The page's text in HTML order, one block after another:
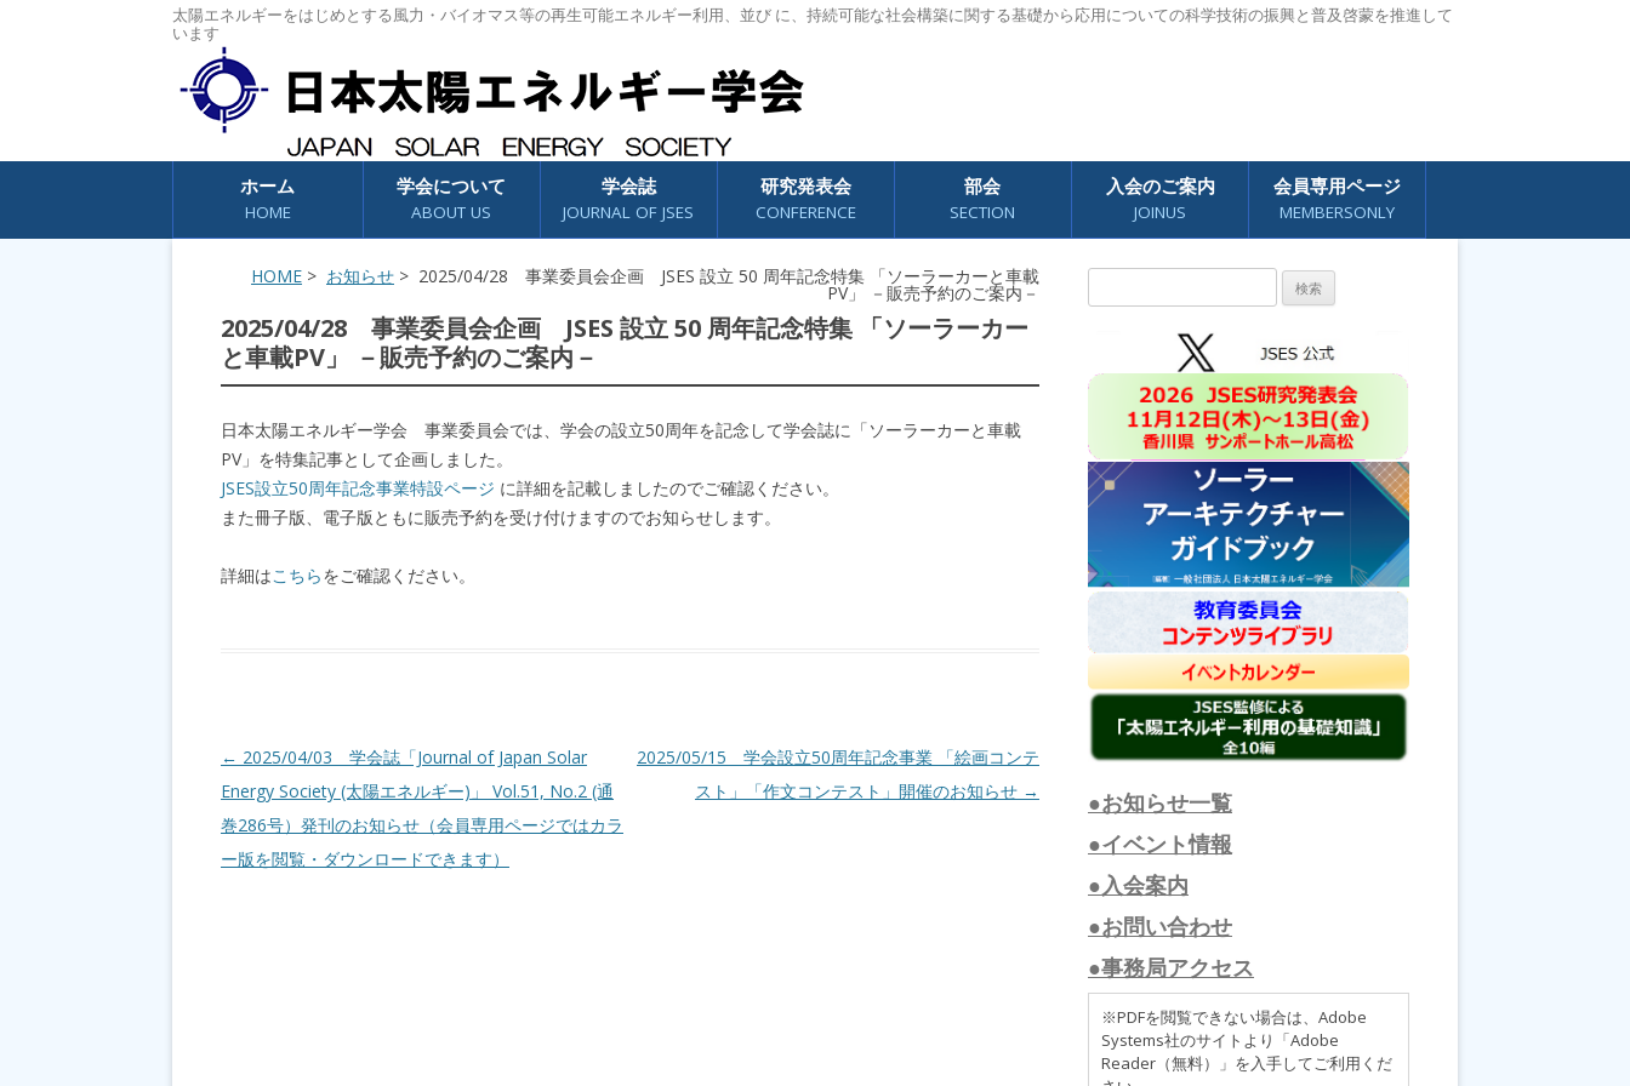
太陽エネルギーをはじめとする風力・バイオマス等の再生可能エネルギー利用、並び に、持続可能な社会構築に関する基礎から応用についての科学技術の振興と普及啓蒙を推進して
います
コンテンツへスキップ
ホーム
HOME
学会について
ABOUT US
学会誌
JOURNAL OF JSES
研究発表会
CONFERENCE
部会
SECTION
入会のご案内
JOINUS
会員専用ページ
MEMBERSONLY
HOME > お知らせ > 2025/04/28 事業委員会企画 JSES 設立 50 周年記念特集 「ソーラーカーと車載
PV」 －販売予約のご案内－
2025/04/28 事業委員会企画 JSES 設立 50 周年記念特集 「ソーラーカー
と車載PV」 －販売予約のご案内－
日本太陽エネルギー学会 事業委員会では、学会の設立50周年を記念して学会誌に「ソーラーカーと車載
PV」を特集記事として企画しました。
JSES設立50周年記念事業特設ページ に詳細を記載しましたのでご確認ください。
また冊子版、電子版ともに販売予約を受け付けますのでお知らせします。
詳細はこちらをご確認ください。
投稿ナビゲーション
← 2025/04/03 学会誌「Journal of Japan Solar
Energy Society (太陽エネルギー)」 Vol.51, No.2 (通
巻286号）発刊のお知らせ（会員専用ページではカラ
ー版を閲覧・ダウンロードできます）
2025/05/15 学会設立50周年記念事業 「絵画コンテ
スト」「作文コンテスト」開催のお知らせ →
索:
●お知らせ一覧
●イベント情報
●入会案内
●お問い合わせ
●事務局アクセス
※PDFを閲覧できない場合は、Adobe
Systems社のサイトより「Adobe
Reader（無料）」を入手してご利用くだ